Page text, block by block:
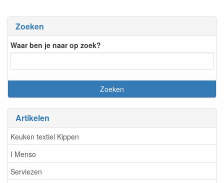
Zoeken
Waar ben je naar op zoek?
Artikelen
Keuken textiel Kippen
I Menso
Serviezen